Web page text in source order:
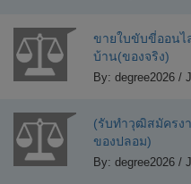
ขายใบขับขี่ออนไ
บ้าน(ของจริง)
By: degree2026 /
(รับทำวุฒิสมัครง
ของปลอม)
By: degree2026 /